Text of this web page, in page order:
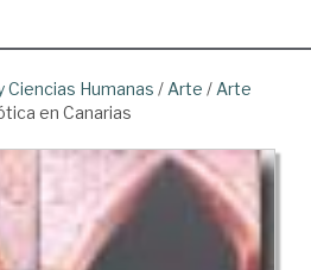
Ciencias Humanas / Arte / Arte
en Canarias